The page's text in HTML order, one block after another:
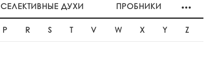
СЕЛЕКТИВНЫЕ ДУХИ ПРОБНИКИ
P R S T V W X Y Z